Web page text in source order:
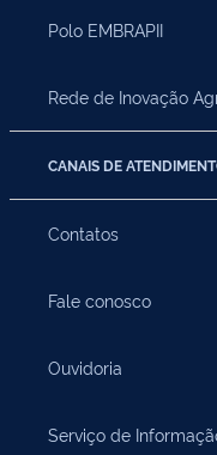
Polo EMBRAPII
Rede de Inovação
CANAIS DE
Contatos
Fale conosco
Ouvidoria
Serviço de